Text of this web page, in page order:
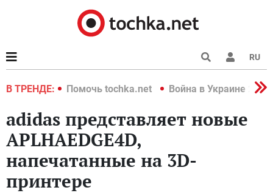
RU
В ТРЕНДЕ:
2022 Помочь tochka.net Война в Украине 2022
adidas представляет новые
APLHAEDGE4D,
напечатанные на 3D-
принтере